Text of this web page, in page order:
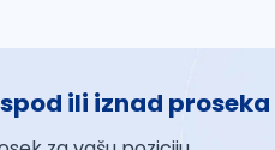
ili iznad proseka